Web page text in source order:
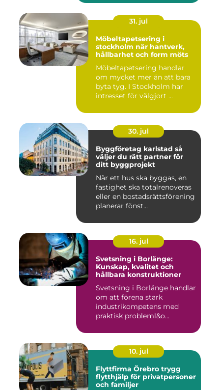
31. jul
Möbeltapetsering i
stockholm när hantverk,
hållbarhet och form möts
Möbeltapetsering handlar
om mycket mer än att bara
byta tyg. I Stockholm har
intresset för välgjort ...
30. jul
Byggföretag karlstad så
väljer du rätt partner för
ditt byggprojekt
När ett hus ska byggas, en
fastighet ska totalrenoveras
eller en bostadsrättsförening
planerar fönst...
16. jul
Svetsning i Borlänge:
Kunskap, kvalitet och
hållbara konstruktioner
Svetsning i Borlänge handlar
om att förena stark
industrikompetens med
praktisk probleml&o...
10. jul
Flyttfirma Örebro trygg
flytthjälp för privatpersoner
och familjer